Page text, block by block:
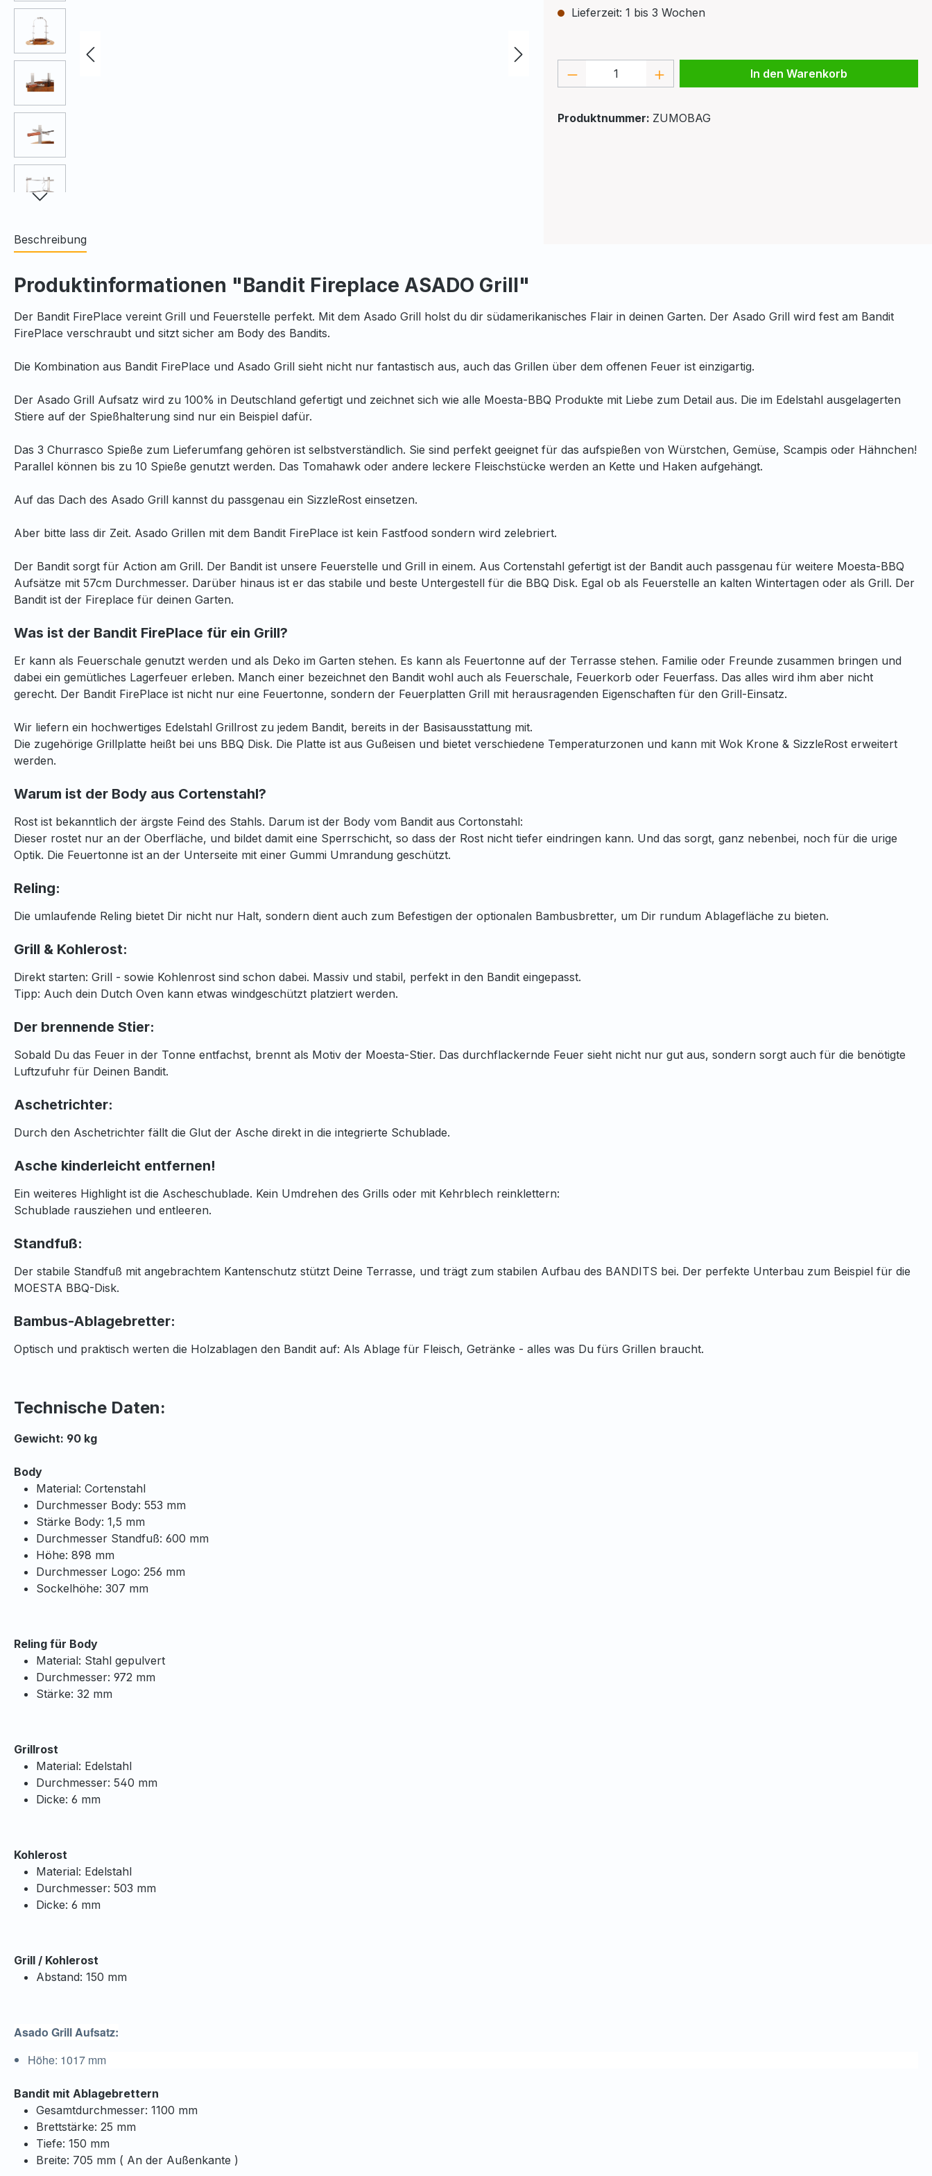
Lieferzeit: 1 bis 3 Wochen
Produkt Anzahl: Gib den gewünschten Wert
In den Warenkorb
Produktnummer: ZUMOBAG
Beschreibung
Produktinformationen "Bandit Fireplace ASADO Grill"
Der Bandit FirePlace vereint Grill und Feuerstelle perfekt. Mit dem Asado Grill holst du dir südamerikanisches Flair in deinen Garten. Der Asado Grill wird fest am Bandit
FirePlace verschraubt und sitzt sicher am Body des Bandits.
Die Kombination aus Bandit FirePlace und Asado Grill sieht nicht nur fantastisch aus, auch das Grillen über dem offenen Feuer ist einzigartig.
Der Asado Grill Aufsatz wird zu 100% in Deutschland gefertigt und zeichnet sich wie alle Moesta-BBQ Produkte mit Liebe zum Detail aus. Die im Edelstahl ausgelagerten
Stiere auf der Spießhalterung sind nur ein Beispiel dafür.
Das 3 Churrasco Spieße zum Lieferumfang gehören ist selbstverständlich. Sie sind perfekt geeignet für das aufspießen von Würstchen, Gemüse, Scampis oder Hähnchen!
Parallel können bis zu 10 Spieße genutzt werden. Das Tomahawk oder andere leckere Fleischstücke werden an Kette und Haken aufgehängt.
Auf das Dach des Asado Grill kannst du passgenau ein SizzleRost einsetzen.
Aber bitte lass dir Zeit. Asado Grillen mit dem Bandit FirePlace ist kein Fastfood sondern wird zelebriert.
Der Bandit sorgt für Action am Grill. Der Bandit ist unsere Feuerstelle und Grill in einem. Aus Cortenstahl gefertigt ist der Bandit auch passgenau für weitere Moesta-BBQ
Aufsätze mit 57cm Durchmesser. Darüber hinaus ist er das stabile und beste Untergestell für die BBQ Disk. Egal ob als Feuerstelle an kalten Wintertagen oder als Grill. Der
Bandit ist der Fireplace für deinen Garten.
Was ist der Bandit FirePlace für ein Grill?
Er kann als Feuerschale genutzt werden und als Deko im Garten stehen. Es kann als Feuertonne auf der Terrasse stehen. Familie oder Freunde zusammen bringen und
dabei ein gemütliches Lagerfeuer erleben. Manch einer bezeichnet den Bandit wohl auch als Feuerschale, Feuerkorb oder Feuerfass. Das alles wird ihm aber nicht
gerecht. Der Bandit FirePlace ist nicht nur eine Feuertonne, sondern der Feuerplatten Grill mit herausragenden Eigenschaften für den Grill-Einsatz.
Wir liefern ein hochwertiges Edelstahl Grillrost zu jedem Bandit, bereits in der Basisausstattung mit.
Die zugehörige Grillplatte heißt bei uns BBQ Disk. Die Platte ist aus Gußeisen und bietet verschiedene Temperaturzonen und kann mit Wok Krone & SizzleRost erweitert
werden.
Warum ist der Body aus Cortenstahl?
Rost ist bekanntlich der ärgste Feind des Stahls. Darum ist der Body vom Bandit aus Cortonstahl:
Dieser rostet nur an der Oberfläche, und bildet damit eine Sperrschicht, so dass der Rost nicht tiefer eindringen kann. Und das sorgt, ganz nebenbei, noch für die urige
Optik. Die Feuertonne ist an der Unterseite mit einer Gummi Umrandung geschützt.
Reling:
Die umlaufende Reling bietet Dir nicht nur Halt, sondern dient auch zum Befestigen der optionalen Bambusbretter, um Dir rundum Ablagefläche zu bieten.
Grill & Kohlerost:
Direkt starten: Grill - sowie Kohlenrost sind schon dabei. Massiv und stabil, perfekt in den Bandit eingepasst.
Tipp: Auch dein Dutch Oven kann etwas windgeschützt platziert werden.
Der brennende Stier:
Sobald Du das Feuer in der Tonne entfachst, brennt als Motiv der Moesta-Stier. Das durchflackernde Feuer sieht nicht nur gut aus, sondern sorgt auch für die benötigte
Luftzufuhr für Deinen Bandit.
Aschetrichter:
Durch den Aschetrichter fällt die Glut der Asche direkt in die integrierte Schublade.
Asche kinderleicht entfernen!
Ein weiteres Highlight ist die Ascheschublade. Kein Umdrehen des Grills oder mit Kehrblech reinklettern:
Schublade rausziehen und entleeren.
Standfuß:
Der stabile Standfuß mit angebrachtem Kantenschutz stützt Deine Terrasse, und trägt zum stabilen Aufbau des BANDITS bei. Der perfekte Unterbau zum Beispiel für die
MOESTA BBQ-Disk.
Bambus-Ablagebretter:
Optisch und praktisch werten die Holzablagen den Bandit auf: Als Ablage für Fleisch, Getränke - alles was Du fürs Grillen braucht.
Technische Daten:
Gewicht: 90 kg
Body
Material: Cortenstahl
Durchmesser Body: 553 mm
Stärke Body: 1,5 mm
Durchmesser Standfuß: 600 mm
Höhe: 898 mm
Durchmesser Logo: 256 mm
Sockelhöhe: 307 mm
Reling für Body
Material: Stahl gepulvert
Durchmesser: 972 mm
Stärke: 32 mm
Grillrost
Material: Edelstahl
Durchmesser: 540 mm
Dicke: 6 mm
Kohlerost
Material: Edelstahl
Durchmesser: 503 mm
Dicke: 6 mm
Grill / Kohlerost
Abstand: 150 mm
Asado Grill Aufsatz:
Höhe: 1017 mm
Bandit mit Ablagebrettern
Gesamtdurchmesser: 1100 mm
Brettstärke: 25 mm
Tiefe: 150 mm
Breite: 705 mm ( An der Außenkante )